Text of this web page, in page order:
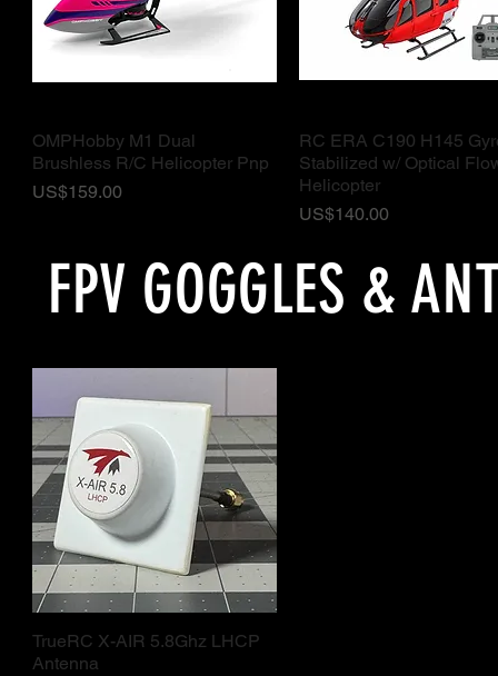
ดูข้อมูลด่วน
OMPHobby M1 Dual
Brushless R/C Helicopter Pnp
ราคา
US$159.00
ดูข้อมูลด่วน
RC ERA C190 H145
Stabilized w/ Optical
Helicopter
ราคา
US$140.00
FPV GOGGLES &
ดูข้อมูลด่วน
TrueRC X-AIR 5.8Ghz LHCP
Antenna